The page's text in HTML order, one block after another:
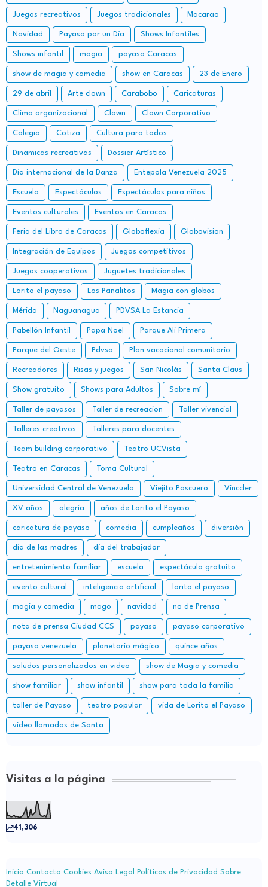
Juegos recreativos Juegos tradicionales Macarao
Navidad Payaso por un Día Shows Infantiles
Shows infantil magia payaso Caracas
show de magia y comedia show en Caracas 23 de Enero
29 de abril Arte clown Carabobo Caricaturas
Clima organizacional Clown Clown Corporativo
Colegio Cotiza Cultura para todos
Dinamicas recreativas Dossier Artístico
Día internacional de la Danza Entepola Venezuela 2025
Escuela Espectáculos Espectáculos para niños
Eventos culturales Eventos en Caracas
Feria del Libro de Caracas Globoflexia Globovision
Integración de Equipos Juegos competitivos
Juegos cooperativos Juguetes tradicionales
Lorito el payaso Los Panalitos Magia con globos
Mérida Naguanagua PDVSA La Estancia
Pabellón Infantil Papa Noel Parque Ali Primera
Parque del Oeste Pdvsa Plan vacacional comunitario
Recreadores Risas y juegos San Nicolás Santa Claus
Show gratuito Shows para Adultos Sobre mí
Taller de payasos Taller de recreacion Taller vivencial
Talleres creativos Talleres para docentes
Team building corporativo Teatro UCVista
Teatro en Caracas Toma Cultural
Universidad Central de Venezuela Viejito Pascuero Vinccler
XV años alegría años de Lorito el Payaso
caricatura de payaso comedia cumpleaños diversión
día de las madres día del trabajador
entretenimiento familiar escuela espectáculo gratuito
evento cultural inteligencia artificial lorito el payaso
magia y comedia mago navidad no de Prensa
nota de prensa Ciudad CCS payaso payaso corporativo
payaso venezuela planetario mágico quince años
saludos personalizados en video show de Magia y comedia
show familiar show infantil show para toda la familia
taller de Payaso teatro popular vida de Lorito el Payaso
video llamadas de Santa
Visitas a la página
41,306
Inicio Contacto Cookies Aviso Legal Políticas de Privacidad Sobre
Detalle Virtual